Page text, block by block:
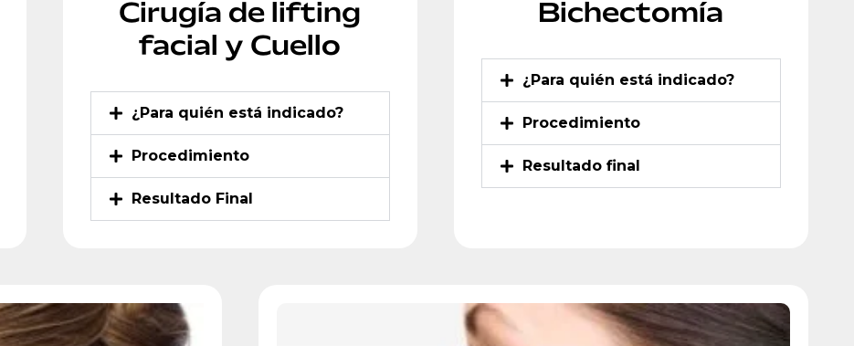
Cirugía de lifting
facial y Cuello
¿Para quién está indicado?
Procedimiento
Resultado Final
Bichectomía
¿Para quién está indicado?
Procedimiento
Resultado final